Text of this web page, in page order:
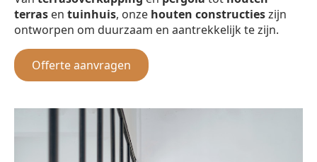
terras en tuinhuis, onze houten constructieszijn
ontworpen om duurzaam en aantrekkelijk te zijn.
Offerte aanvragen